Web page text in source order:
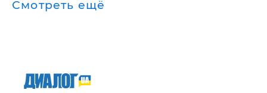
Смотреть ещё